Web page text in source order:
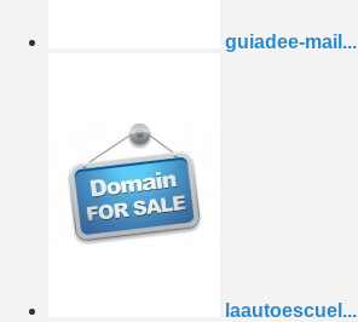
guiadee-mail...
laautoescuel...